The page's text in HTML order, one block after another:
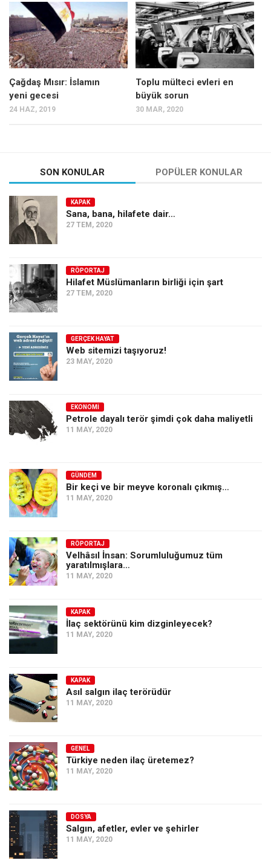
Mehmet Ali Tekin
Abir E. Nahas
Amina S. Jenenkovic
Bağdagül Öz
Esra Elönü
Kategoriler
Kültür Sanat
Kitap
Karisi kitap sualleri
7 soruda bu hafta
Ekonomi
Spor
Sağlık
Gıda-Beslenme
Türkiye
Siyaset
Dünya
Asya
Amerika
Avustralya
Tarih
Düşünce
Dosyalar
Çağdaş Mısır: İslamın
yeni gecesi
24 HAZ, 2019
Toplu mülteci evleri en
büyük sorun
30 MAR, 2020
SON KONULAR POPÜLER KONULAR
KAPAK
Sana, bana, hilafete dair…
27 TEM, 2020
RÖPORTAJ
Hilafet Müslümanların birliği için şart
27 TEM, 2020
GERÇEK HAYAT
Web sitemizi taşıyoruz!
23 MAY, 2020
EKONOMI
Petrole dayalı terör şimdi çok daha maliyetli
11 MAY, 2020
GÜNDEM
Bir keçi ve bir meyve koronalı çıkmış…
11 MAY, 2020
RÖPORTAJ
Velhâsıl İnsan: Sorumluluğumuz tüm
yaratılmışlara…
11 MAY, 2020
KAPAK
İlaç sektörünü kim dizginleyecek?
11 MAY, 2020
KAPAK
Asıl salgın ilaç terörüdür
11 MAY, 2020
GENEL
Türkiye neden ilaç üretemez?
11 MAY, 2020
DOSYA
Salgın, afetler, evler ve şehirler
11 MAY, 2020